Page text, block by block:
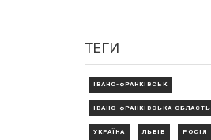
ТЕГИ
ІВАНО-ФРАНКІВСЬК
ІВАНО-ФРАНКІВСЬКА ОБЛАСТЬ
УКРАЇНА ЛЬВІВ РОСІЯ